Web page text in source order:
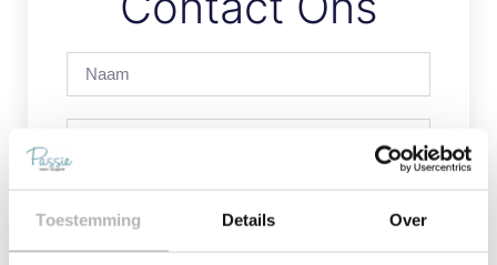
Toestemming Details Over